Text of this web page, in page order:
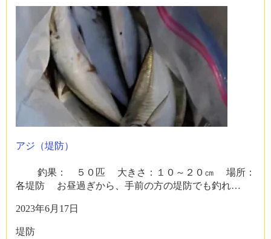
アジ（堤防）
釣果： ５０匹 大きさ：１０～２０㎝ 場所：
各堤防 お昼過ぎから、手前の方の堤防でも釣れ…
2023年6月17日
堤防